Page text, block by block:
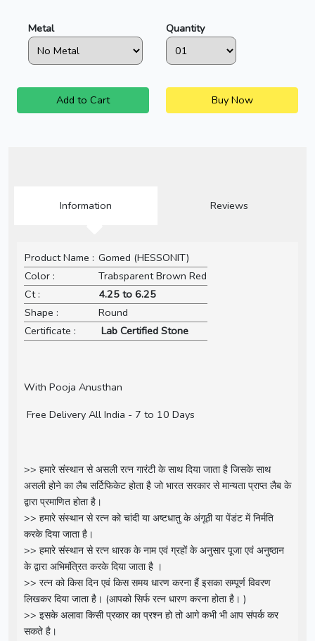
Metal Quantity
Add to Cart Buy Now
Information Reviews
Product Name : Gomed (HESSONIT)
Color :
Trabsparent Brown Red
Ct :
4.25 to 6.25
Shape :
Round
Certificate :
Lab Certified Stone
With Pooja Anusthan
Free Delivery All India - 7 to 10 Days
>> हमारे संस्थान से असली रत्न गारंटी के साथ दिया जाता है जिसके साथ
असली होने का लैब सर्टिफिकेट होता है जो भारत सरकार से मान्यता प्राप्त लैब के
द्वारा प्रमाणित होता है।
>> हमारे संस्थान से रत्न को चांदी या अष्टधातु के अंगूठी या पेंडंट में निर्मति
करके दिया जाता है।
>> हमारे संस्थान से रत्न धारक के नाम एवं ग्रहों के अनुसार पूजा एवं अनुष्ठान
के द्वारा अभिमंत्रित करके दिया जाता है ।
>> रत्न को किस दिन एवं किस समय धारण करना हैं इसका सम्पूर्ण विवरण
लिखकर दिया जाता है। (आपको सिर्फ रत्न धारण करना होता है। )
>> इसके अलावा किसी प्रकार का प्रश्न हो तो आगे कभी भी आप संपर्क कर
सकते है।